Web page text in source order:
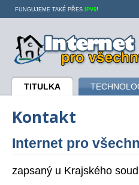
Internet pro
TITULKA
FUNGUJEME TAKÉ PŘES IPV6!
Kontakt
Internet pro
zapsaný u Krajského